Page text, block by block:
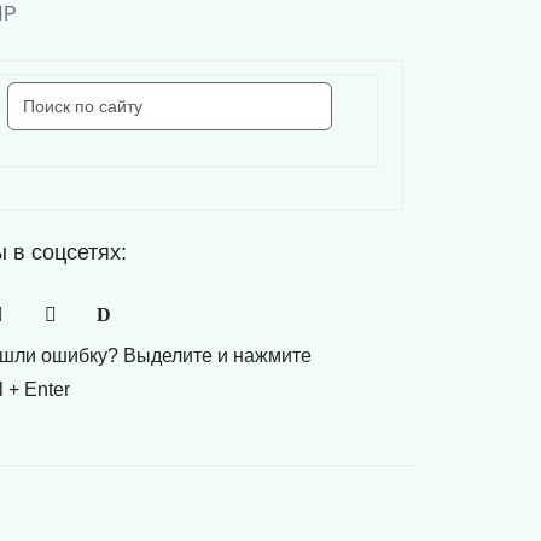
соцсетях:
ошибку? Выделите и нажмите
+ Enter